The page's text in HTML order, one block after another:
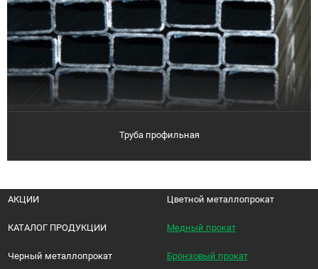
Труба профильная
АКЦИИ
КАТАЛОГ ПРОДУКЦИИ
Черный металлопрокат
Цветной металлопрокат
Медный прокат
Бронзовый прокат